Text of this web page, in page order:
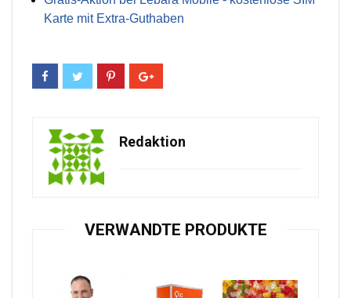
Karte mit Extra-Guthaben
Redaktion
VERWANDTE PRODUKTE